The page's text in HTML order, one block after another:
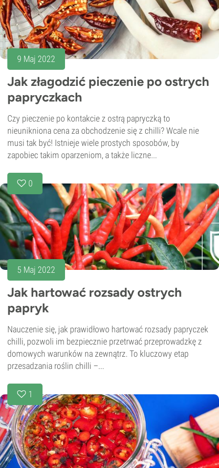
9 Maj 2022
Jak złagodzić pieczenie po ostrych
papryczkach
Czy pieczenie po kontakcie z ostrą papryczką to
nieunikniona cena za obchodzenie się z chilli? Wcale nie
musi tak być! Istnieje wiele prostych sposobów, by
zapobiec takim oparzeniom, a także liczne...
0
5 Maj 2022
Jak hartować rozsady ostrych
papryk
Nauczenie się, jak prawidłowo hartować rozsady papryczek
chilli, pozwoli im bezpiecznie przetrwać przeprowadzkę z
domowych warunków na zewnątrz. To kluczowy etap
przesadzania roślin chilli –...
1